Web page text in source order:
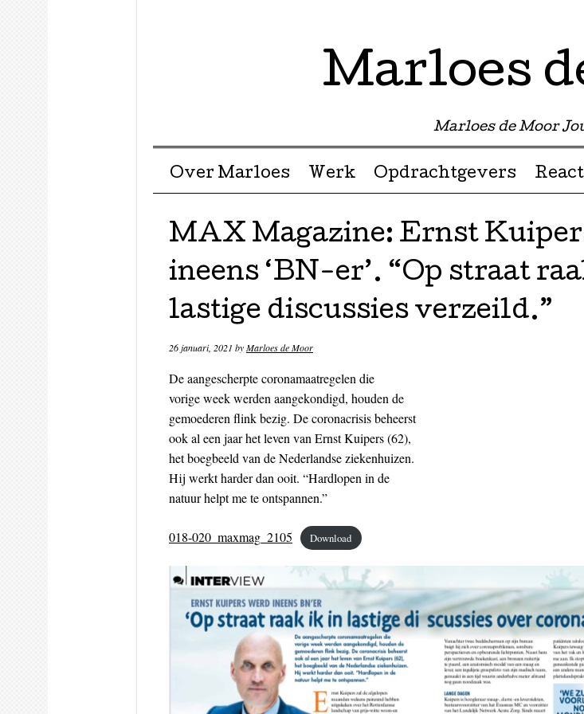
Marloes
Marloes de Moor
Menu ☰
Skip to content
Over Marloes Werk Opdrachtgevers
MAX Magazine: Ernst
ineens ‘BN-er’. “Op straat
lastige discussies verzeild.”
26 januari, 2021 byMarloes de Moor
De aangescherpte coronamaatregelen die
vorige week werden aangekondigd, houden de
gemoederen flink bezig. De coronacrisis beheerst
ook al een jaar het leven van Ernst Kuipers (62),
het boegbeeld van de Nederlandse ziekenhuizen.
Hij werkt harder dan ooit. “Hardlopen in de
natuur helpt me te ontspannen.”
018-020_maxmag_2105 Download